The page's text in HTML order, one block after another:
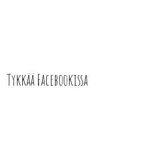
Tykkää Facebookissa